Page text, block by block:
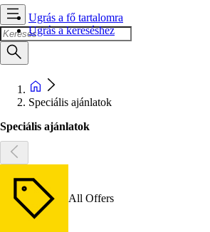
Ugrás a fő tartalomra
Ugrás a kereséshez
Speciális ajánlatok
Speciális ajánlatok
All Offers